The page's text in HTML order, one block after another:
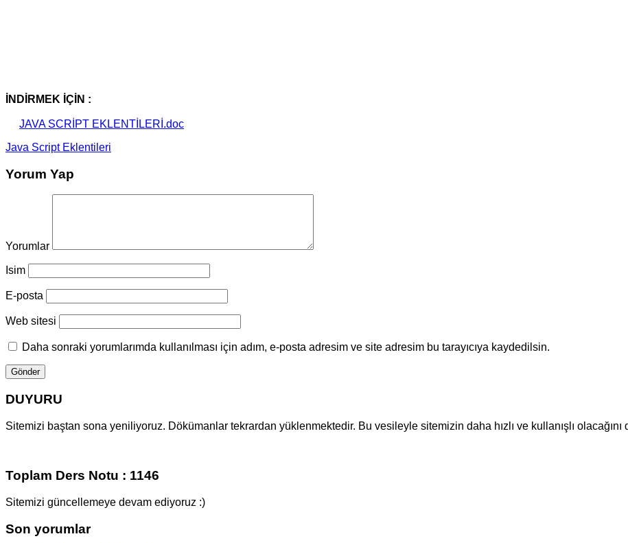
İNDİRMEK İÇİN :
JAVA SCRİPT EKLENTİLERİ.doc
Java Script Eklentileri
Yorum Yap
Yorumlar
Isim
E-posta
Web sitesi
Daha sonraki yorumlarımda kullanılması için adım, e-posta adresim ve site adresim bu tarayıcıya kaydedilsin.
DUYURU
Sitemizi baştan sona yeniliyoruz. Dökümanlar tekrardan yüklenmektedir. Bu vesileyle sitemizin daha hızlı ve kullanışlı
Toplam Ders Notu : 1146
Sitemizi güncellemeye devam ediyoruz :)
Son yorumlar